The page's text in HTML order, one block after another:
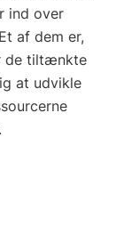
ind over
af dem er,
de tiltænkte
at udvikle